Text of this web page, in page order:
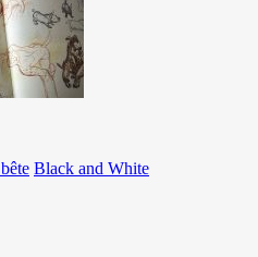
Black and White